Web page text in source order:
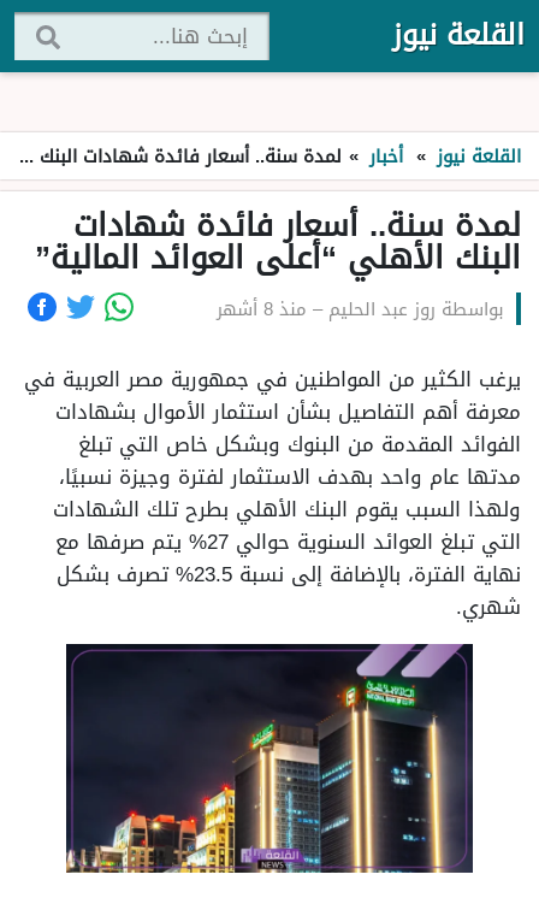
القلعة نيوز
القلعة نيوز » أخبار » لمدة سنة.. أسعار فائدة شهادات البنك الأهلي “أعلى العوائد المالية”
لمدة سنة.. أسعار فائدة شهادات
البنك الأهلي “أعلى العوائد المالية”
بواسطة روز عبد الحليم– منذ 8 أشهر
يرغب الكثير من المواطنين في جمهورية مصر العربية في
معرفة أهم التفاصيل بشأن استثمار الأموال بشهادات
الفوائد المقدمة من البنوك وبشكل خاص التي تبلغ
مدتها عام واحد بهدف الاستثمار لفترة وجيزة نسبيًا،
ولهذا السبب يقوم البنك الأهلي بطرح تلك الشهادات
التي تبلغ العوائد السنوية حوالي 27% يتم صرفها مع
نهاية الفترة، بالإضافة إلى نسبة 23.5% تصرف بشكل
شهري.